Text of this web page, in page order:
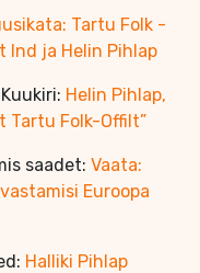
Tartu Folk -
Ind ja Helin Pihlap
Helin Pihlap,
Tartu Folk-Offilt”
saadet: Vaata:
Euroopa
Halliki Pihlap